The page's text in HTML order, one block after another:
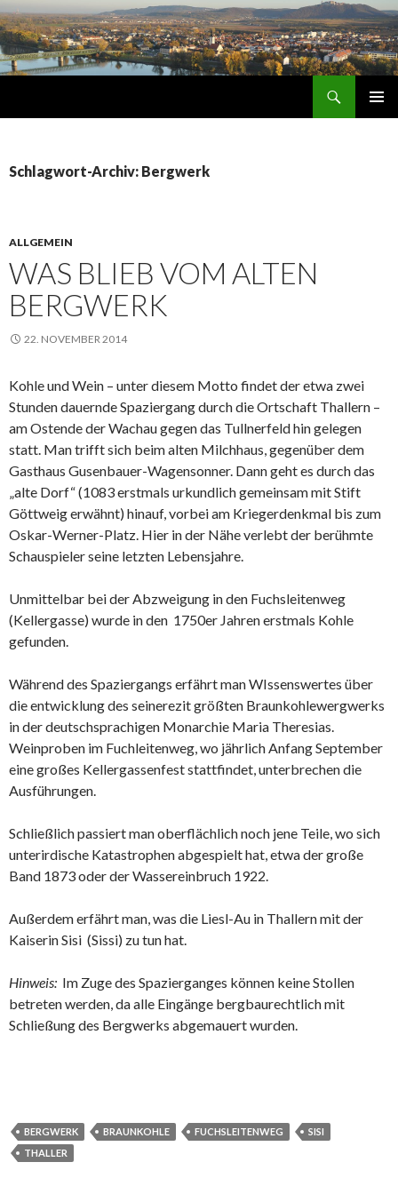
Schlagwort-Archiv: Bergwerk
ALLGEMEIN
WAS BLIEB VOM ALTEN
BERGWERK
22. NOVEMBER 2014
Kohle und Wein – unter diesem Motto findet der etwa zwei
Stunden dauernde Spaziergang durch die Ortschaft Thallern –
am Ostende der Wachau gegen das Tullnerfeld hin gelegen
statt. Man trifft sich beim alten Milchhaus, gegenüber dem
Gasthaus Gusenbauer-Wagensonner. Dann geht es durch das
„alte Dorf“ (1083 erstmals urkundlich gemeinsam mit Stift
Göttweig erwähnt) hinauf, vorbei am Kriegerdenkmal bis zum
Oskar-Werner-Platz. Hier in der Nähe verlebt der berühmte
Schauspieler seine letzten Lebensjahre.
Unmittelbar bei der Abzweigung in den Fuchsleitenweg
(Kellergasse) wurde in den 1750er Jahren erstmals Kohle
gefunden.
Während des Spaziergangs erfährt man WIssenswertes über
die entwicklung des seinerezit größten Braunkohlewergwerks
in der deutschsprachigen Monarchie Maria Theresias.
Weinproben im Fuchleitenweg, wo jährlich Anfang September
eine großes Kellergassenfest stattfindet, unterbrechen die
Ausführungen.
Schließlich passiert man oberflächlich noch jene Teile, wo sich
unterirdische Katastrophen abgespielt hat, etwa der große
Band 1873 oder der Wassereinbruch 1922.
Außerdem erfährt man, was die Liesl-Au in Thallern mit der
Kaiserin Sisi (Sissi) zu tun hat.
Hinweis: Im Zuge des Spazierganges können keine Stollen
betreten werden, da alle Eingänge bergbaurechtlich mit
Schließung des Bergwerks abgemauert wurden.
BERGWERK BRAUNKOHLE FUCHSLEITENWEG
SISI
THALLER